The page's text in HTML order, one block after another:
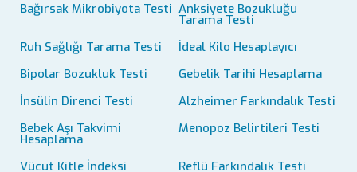
Bağırsak Mikrobiyota Testi Anksiyete Bozukluğu
Tarama Testi
Ruh Sağlığı Tarama Testi
İdeal Kilo Hesaplayıcı
Bipolar Bozukluk Testi
Gebelik Tarihi Hesaplama
İnsülin Direnci Testi
Alzheimer Farkındalık Testi
Bebek Aşı Takvimi
Hesaplama
Menopoz Belirtileri Testi
Vücut Kitle İndeksi Reflü Farkındalık Testi